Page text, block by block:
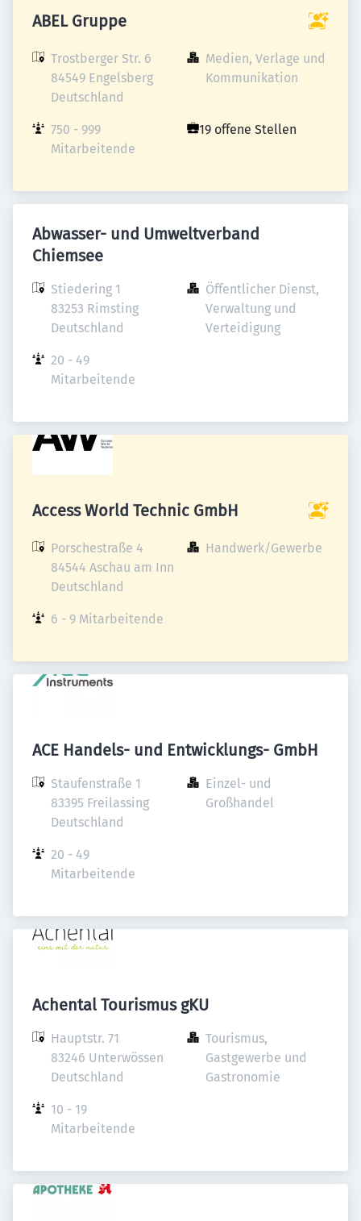
ABEL Gruppe
Trostberger Str. 6
84549 Engelsberg
Deutschland
Medien, Verlage und
Kommunikation
750 - 999
Mitarbeitende
19 offene Stellen
Abwasser- und Umweltverband
Chiemsee
Stiedering 1
83253 Rimsting
Deutschland
Öffentlicher Dienst,
Verwaltung und
Verteidigung
20 - 49
Mitarbeitende
Access World Technic GmbH
Porschestraße 4
84544 Aschau am Inn
Deutschland
Handwerk/Gewerbe
6 - 9 Mitarbeitende
ACE Handels- und Entwicklungs- GmbH
Staufenstraße 1
83395 Freilassing
Deutschland
Einzel- und
Großhandel
20 - 49
Mitarbeitende
Achental Tourismus gKU
Hauptstr. 71
83246 Unterwössen
Deutschland
Tourismus,
Gastgewerbe und
Gastronomie
10 - 19
Mitarbeitende